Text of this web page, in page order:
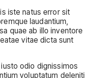
iste natus error sit
laudantium,
quae ab illo inventore
vitae dicta sunt
odio dignissimos
voluptatum deleniti